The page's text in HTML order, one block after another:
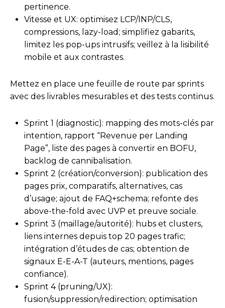
pertinence.
Vitesse et UX: optimisez LCP/INP/CLS,
compressions, lazy-load; simplifiez gabarits,
limitez les pop-ups intrusifs; veillez à la lisibilité
mobile et aux contrastes.
Mettez en place une feuille de route par sprints
avec des livrables mesurables et des tests continus.
Sprint 1 (diagnostic): mapping des mots-clés par
intention, rapport “Revenue per Landing
Page”, liste des pages à convertir en BOFU,
backlog de cannibalisation.
Sprint 2 (création/conversion): publication des
pages prix, comparatifs, alternatives, cas
d’usage; ajout de FAQ+schema; refonte des
above-the-fold avec UVP et preuve sociale.
Sprint 3 (maillage/autorité): hubs et clusters,
liens internes depuis top 20 pages trafic;
intégration d’études de cas; obtention de
signaux E-E-A-T (auteurs, mentions, pages
confiance).
Sprint 4 (pruning/UX):
fusion/suppression/redirection; optimisation